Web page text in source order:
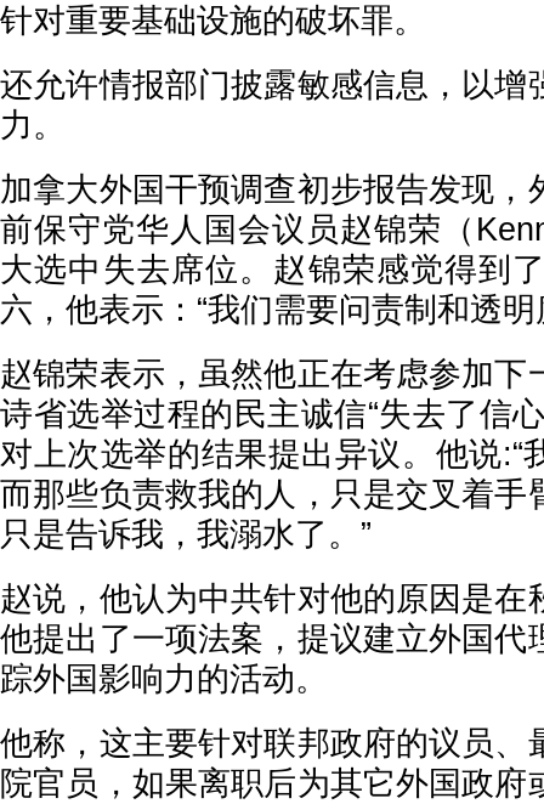
针对重要基础设施的破坏罪。
还允许情报部门披露敏感信息，以增
力。
加拿大外国干预调查初步报告发现，
前保守党华人国会议员赵锦荣（
大选中失去席位。赵锦荣感觉得到
六，他表示：“我们需要问责制和透明
赵锦荣表示，虽然他正在考虑参加下
诗省选举过程的民主诚信“失去了信
对上次选举的结果提出异议。他说:“
而那些负责救我的人，只是交叉着手
只是告诉我，我溺水了。”
赵说，他认为中共针对他的原因是在
他提出了一项法案，提议建立外国代
踪外国影响力的活动。
他称，这主要针对联邦政府的议员、
院官员，如果离职后为其它外国政府